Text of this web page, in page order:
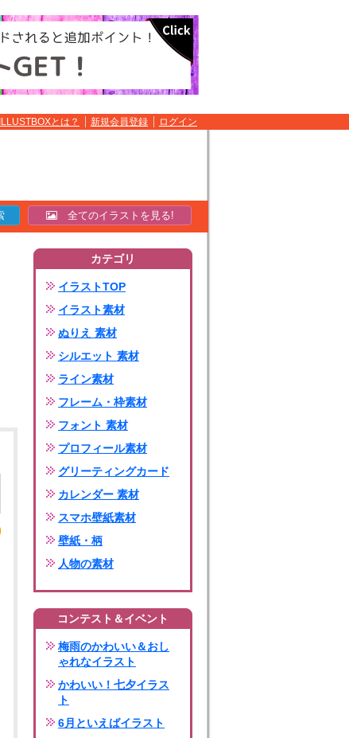
ILLUSTBOXとは？ 新規会員登録 ログイン
全てのイラストを見る!
カテゴリ
イラストTOP
イラスト素材
ぬりえ 素材
シルエット 素材
ライン素材
フレーム・枠素材
フォント 素材
プロフィール素材
グリーティングカード
カレンダー 素材
スマホ壁紙素材
壁紙・柄
人物の素材
コンテスト＆イベント
梅雨のかわいい＆おし
ゃれなイラスト
かわいい！七夕イラス
ト
6月といえばイラスト